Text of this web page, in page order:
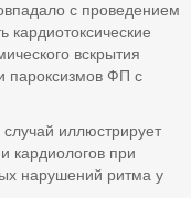
с проведением
кардиотоксические
вскрытия
пароксизмов ФП с
иллюстрирует
кардиологов при
нарушений ритма у